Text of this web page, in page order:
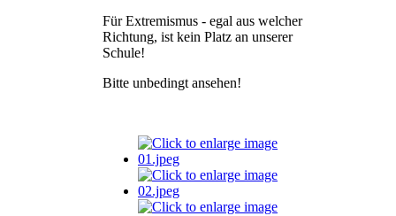
Für Extremismus - egal aus welcher
Richtung, ist kein Platz an unserer
Schule!
Bitte unbedingt ansehen!